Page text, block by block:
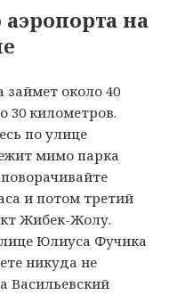
на
займет около 40
30 километров.
по улице
мимо парка
и потом третий
Жибек-Жолу.
Юлиуса Фучика
никуда не
Васильевский